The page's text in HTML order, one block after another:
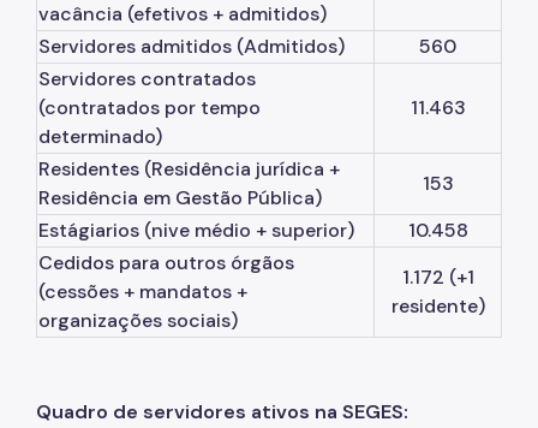
Parcerias com o Terceiro Setor
Cadastro Único das Entidades
Qualificação de OS
Perguntas Frequentes
Saúde do Servidor
Programas de Metas
vacância (efetivos + admitidos)
Servidores admitidos (Admitidos)
560
Servidores contratados
(contratados por tempo
determinado)
11.463
Residentes (Residência jurídica +
Residência em Gestão Pública)
153
Estágiarios (nive médio + superior)
10.458
Cedidos para outros órgãos
(cessões + mandatos +
organizações sociais)
1.172 (+1
residente)
Quadro de servidores ativos na SEGES: